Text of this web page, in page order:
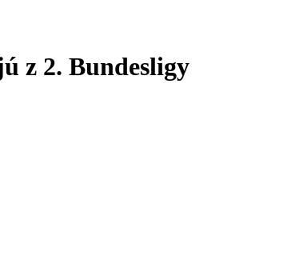
z 2. Bundesligy